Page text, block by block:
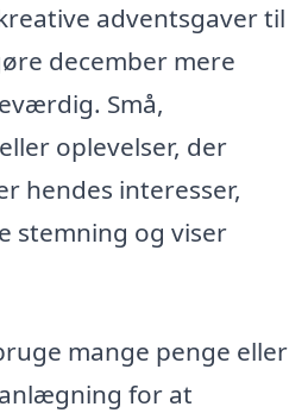
adventsgaver til
december mere
Små,
oplevelser, der
hendes interesser,
stemning og viser
mange penge eller
for at